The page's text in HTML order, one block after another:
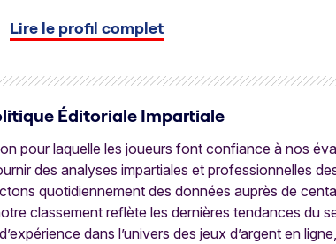
Lire le profil complet
Éditoriale Impartiale
pour laquelle les joueurs font confiance à nos
des analyses impartiales et professionnelles
quotidiennement des données auprès de
classement reflète les dernières tendances du
dans l’univers des jeux d’argent en